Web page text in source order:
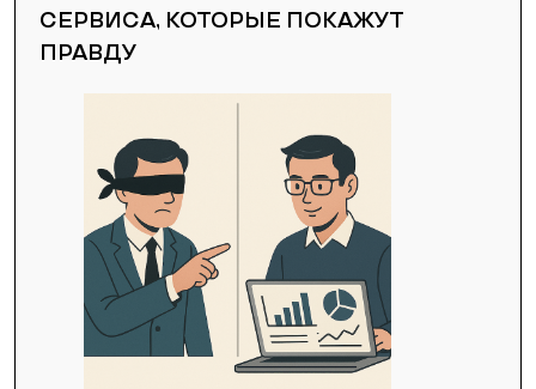
СЕРВИСА, КОТОРЫЕ ПОКАЖУТ
ПРАВДУ